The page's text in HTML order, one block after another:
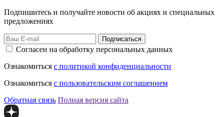
Подпишитесь и получайте новости об акциях и специальных
предложениях
Подписаться
Согласен на обработку персональных данных
Ознакомиться с политикой конфиденциальности
Ознакомиться с пользовательским соглашением
Обратная связь Полная версия сайта